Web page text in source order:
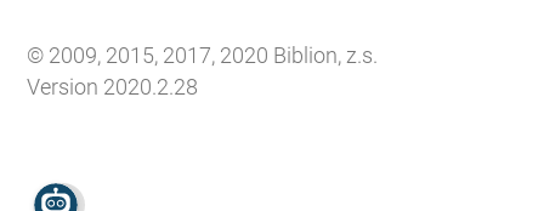
© 2009, 2015, 2017, 2020 Biblion, z.s.
Version 2020.2.28